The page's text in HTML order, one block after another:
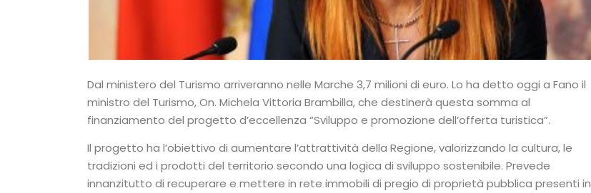
Dal ministero del Turismo arriveranno nelle Marche 3,7 milioni di euro. Lo ha detto oggi a Fano il
ministro del Turismo, On. Michela Vittoria Brambilla, che destinerà questa somma al
finanziamento del progetto d’eccellenza “Sviluppo e promozione dell’offerta turistica”.
Il progetto ha l’obiettivo di aumentare l’attrattività della Regione, valorizzando la cultura, le
tradizioni ed i prodotti del territorio secondo una logica di sviluppo sostenibile. Prevede
innanzitutto di recuperare e mettere in rete immobili di pregio di proprietà pubblica presenti in